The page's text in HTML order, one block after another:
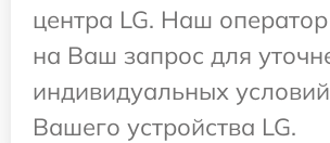
центра LG. Наш оператор
на Ваш запрос для
индивидуальных
Вашего устройства LG.